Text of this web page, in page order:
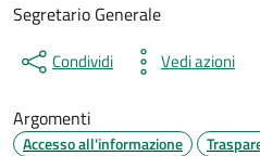
Segretario Generale
Condividi Vedi azioni
Argomenti
Accesso all'informazione